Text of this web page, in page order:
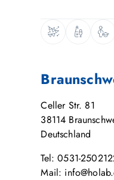
Celler Str. 81
38114
Deutschland
Tel: 0531-
Mail: